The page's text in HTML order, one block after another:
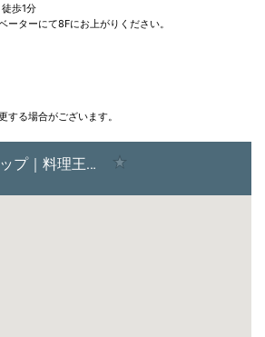
歩1分
ターにて8Fにお上がりください。
る場合がございます。